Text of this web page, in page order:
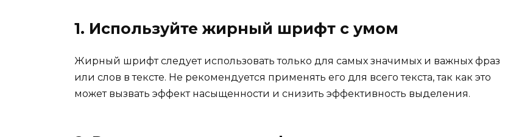
1. Используйте жирный шрифт с умом
Жирный шрифт следует использовать только для самых значимых и важных фраз
или слов в тексте. Не рекомендуется применять его для всего текста, так как это
может вызвать эффект насыщенности и снизить эффективность выделения.